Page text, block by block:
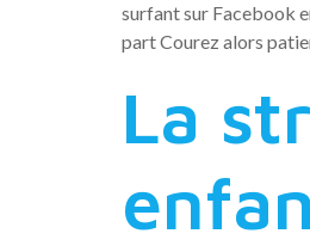
surfant sur Facebook
part Courez alors
La